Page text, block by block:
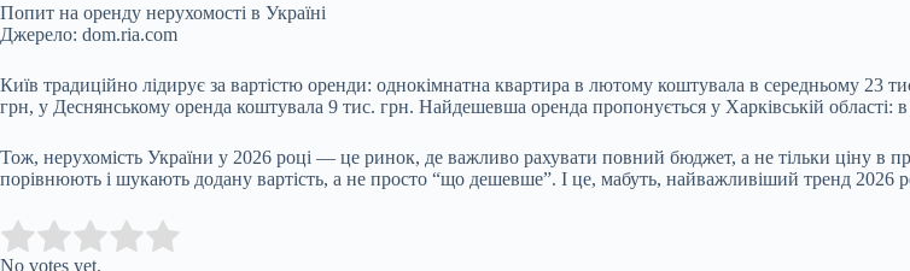
Попит на оренду нерухомості в Україні
Джерело: dom.ria.com
Київ традиційно лідирує за вартістю оренди: однокімнатна квартира в лютому коштувала в середньому 23
грн, у Деснянському оренда коштувала 9 тис. грн. Найдешевша оренда пропонується у Харківській області:
Тож, нерухомість України у 2026 році — це ринок, де важливо рахувати повний бюджет, а не тільки ціну в
порівнюють і шукають додану вартість, а не просто “що дешевше”. І це, мабуть, найважливіший тренд 2026
Rate this item:
No votes yet.